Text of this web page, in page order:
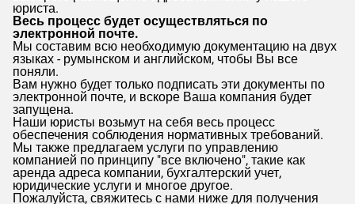
юриста.
Весь процесс будет осуществляться по
электронной почте.
Мы составим всю необходимую документацию на двух
языках - румынском и английском, чтобы Вы все
поняли.
Вам нужно будет только подписать эти документы по
электронной почте, и вскоре Ваша компания будет
запущена.
Наши юристы возьмут на себя весь процесс
обеспечения соблюдения нормативных требований.
Мы также предлагаем услуги по управлению
компанией по принципу "все включено", такие как
аренда адреса компании, бухгалтерский учет,
юридические услуги и многое другое.
Пожалуйста, свяжитесь с нами ниже для получения